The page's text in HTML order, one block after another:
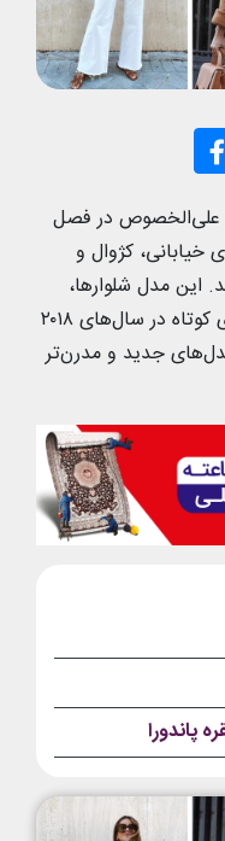
جین سفید در سال ۲۰۲۵ و علی‌الخصوص در فصل
خیابانی، کژوال و
این مدل شلوارها،
آخرین بار در اوایل دهه ۲۰۱۰ و دوره‌ای کوتاه در سال‌های ۲۰۱۸
مدل‌های جدید و مدرن‌تر